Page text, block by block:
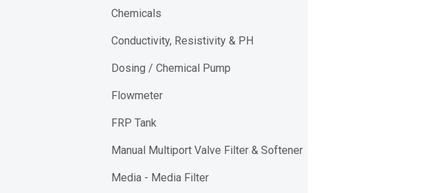
Chemicals
Conductivity, Resistivity & PH
Dosing / Chemical Pump
Flowmeter
FRP Tank
Manual Multiport Valve Filter & Softener
Media - Media Filter